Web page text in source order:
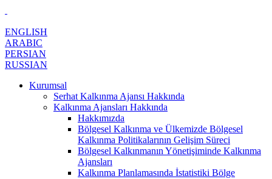
ENGLISH
ARABIC
PERSIAN
RUSSIAN
Kurumsal
Serhat Kalkınma Ajansı Hakkında
Kalkınma Ajansları Hakkında
Hakkımızda
Bölgesel Kalkınma ve Ülkemizde Bölgesel
Kalkınma Politikalarının Gelişim Süreci
Bölgesel Kalkınmanın Yönetişiminde Kalkınma
Ajansları
Kalkınma Planlamasında İstatistiki Bölge